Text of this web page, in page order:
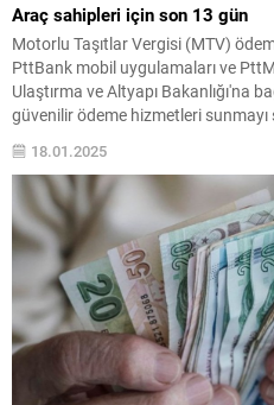
Araç sahipleri için son 13 gün
Motorlu Taşıtlar Vergisi (MTV)
PttBank mobil uygulamaları ve
Ulaştırma ve Altyapı Bakanlığı'na
güvenilir ödeme hizmetleri
şubelerinden ve dijital
18.01.2025